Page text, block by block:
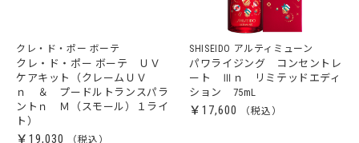
クレ・ド・ポー ボーテ
クレ・ド・ポー ボーテ ＵＶ
ケアキット（クレームＵＶ
ｎ ＆ プードルトランスパラ
ントｎ Ｍ（スモール）１ライ
ト）
￥19,030
SHISEIDO アルティミューン
パワライジング コンセントレ
ート Ⅲｎ リミテッドエディ
ション 75mL
￥17,600